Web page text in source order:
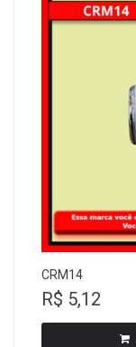
CRM14
R$ 5,12